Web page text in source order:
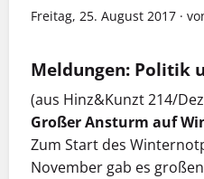
Freitag, 25. August 2017 ·
Meldungen: Politik
(aus Hinz&Kunzt 214/
Großer Ansturm auf
Zum Start des
November gab es